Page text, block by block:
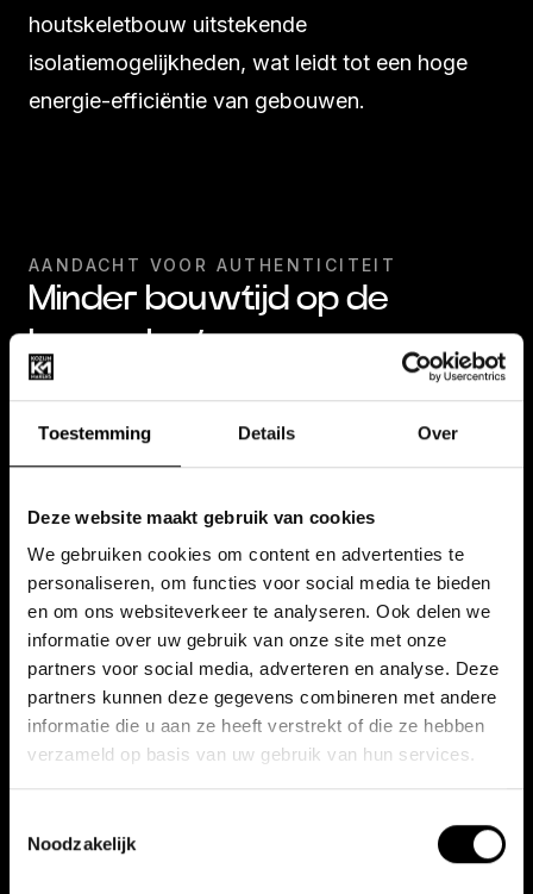
Toestemming Details Over
Deze website maakt gebruik van cookies
We gebruiken cookies om content en advertenties te
personaliseren, om functies voor social media te bieden
en om ons websiteverkeer te analyseren. Ook delen we
informatie over uw gebruik van onze site met onze
partners voor social media, adverteren en analyse. Deze
partners kunnen deze gegevens combineren met andere
informatie die u aan ze heeft verstrekt of die ze hebben
verzameld op basis van uw gebruik van hun services.
Noodzakelijk
houtskeletbouw uitstekende
isolatiemogelijkheden, wat leidt tot een hoge
energie-efficiëntie van gebouwen.
AANDACHT VOOR AUTHENTICITEIT
Minder bouwtijd op de
bouwplaats
Een ander sterk punt van houtskeletbouw is de
snelheid van constructie. Dat is te danken aan
vervaardigd. Prefab is de afkorting van
prefabriceren. Prefabricatie betekent dat de
bouwtijd op de bouwplaats aanzienlijk wordt
verkort en minder afhankelijk is van
weersomstandigheden, waardoor de bouw
ongehinderd door kan gaan.